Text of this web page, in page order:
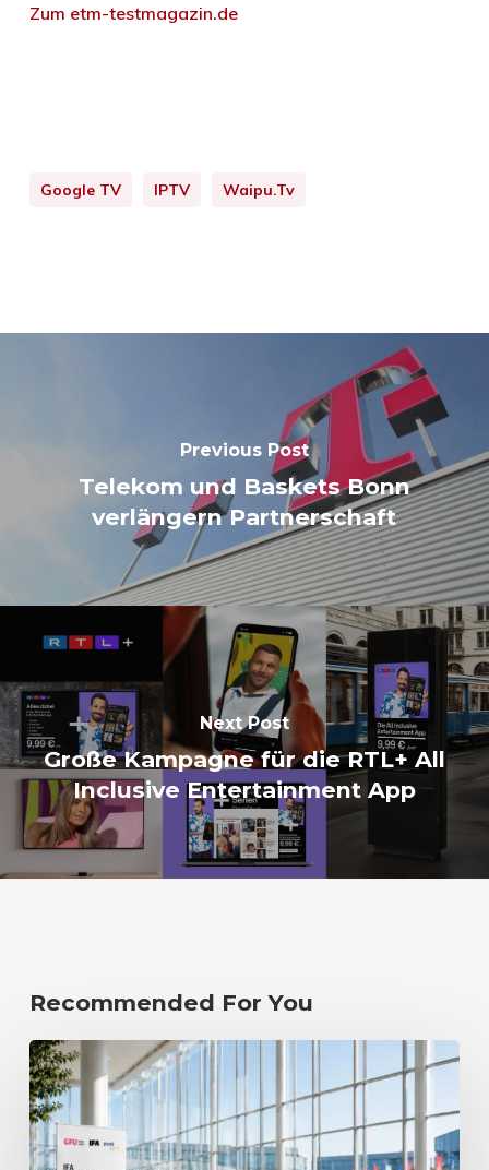
Zum etm-testmagazin.de
Google TV IPTV Waipu.tv
Previous Post
Telekom und Baskets Bonn
verlängern Partnerschaft
Next Post
Große Kampagne für die RTL+ All
Inclusive Entertainment App
Recommended For You